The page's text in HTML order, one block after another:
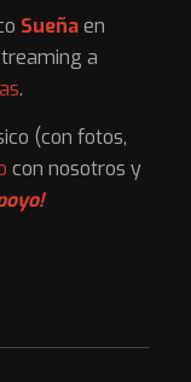
Sueñaen
a
.
(con fotos,
con nosotros y